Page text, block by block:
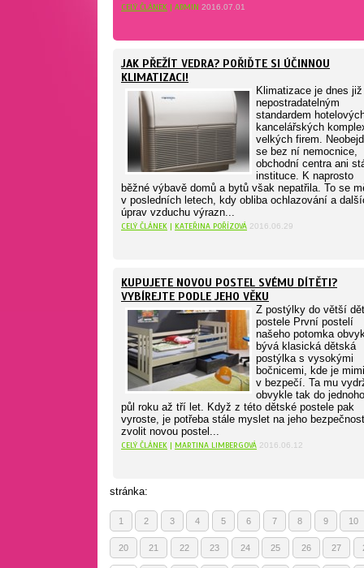
CELÝ ČLÁNEK | ADMIN 2016.07.01
JAK PŘEŽÍT VEDRA? POŘIĎTE SI ÚČINNOU
KLIMATIZACI!
Klimatizace je dnes již
nepostradatelným
standardem
kancelářských
velkých firem.
se bez ní nemocnice,
obchodní centra ani
instituce. K naprosto
běžné výbavě domů a bytů však nepatřila. To se
v posledních letech, kdy obliba ochlazování a
úprav vzduchu výrazn...
CELÝ ČLÁNEK | KATEŘINA POŘÍZOVÁ 2016.06.29
KUPUJETE NOVOU POSTEL SVÉMU DÍTĚTI?
VYBÍREJTE PODLE JEHO VĚKU
Z postýlky do větší
postele První postelí
našeho potomka
bývá klasická dětská
postýlka s vysokými
bočnicemi, kde je
v bezpečí. Ta mu
obvykle tak do
půl roku až tří let. Když z této dětské postele pak
vyroste, je potřeba stále myslet na jeho
zvolit novou postel...
CELÝ ČLÁNEK | MARTINA LIMBERGOVÁ 2016.06.12
stránka:
1 2 3 4 5 6 7 8 9 10
20 21 22 23 24 25 26 27